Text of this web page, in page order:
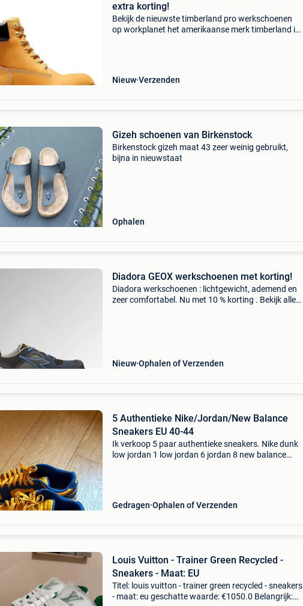
extra korting!
Bekijk de nieuwste timberland pro werkschoenen
op workplanet het amerikaanse merk timberland is
Nieuw Verzenden
Gizeh schoenen van Birkenstock
Birkenstock gizeh maat 43 zeer weinig gebruikt,
bijna in nieuwstaat
Ophalen
Diadora GEOX werkschoenen met korting!
Diadora werkschoenen : lichtgewicht, ademend en
zeer comfortabel. Nu met 10 % korting . Bekijk alle
Nieuw Ophalen of Verzenden
5 Authentieke Nike/Jordan/New Balance
Sneakers EU 40-44
Ik verkoop 5 paar authentieke sneakers. Nike dunk
low jordan 1 low jordan 6 jordan 8 new balance
Gedragen Ophalen of Verzenden
Louis Vuitton - Trainer Green Recycled -
Sneakers - Maat: EU
Titel: louis vuitton - trainer green recycled - sneakers
- maat: eu geschatte waarde: €1050.0 Belangrijk: